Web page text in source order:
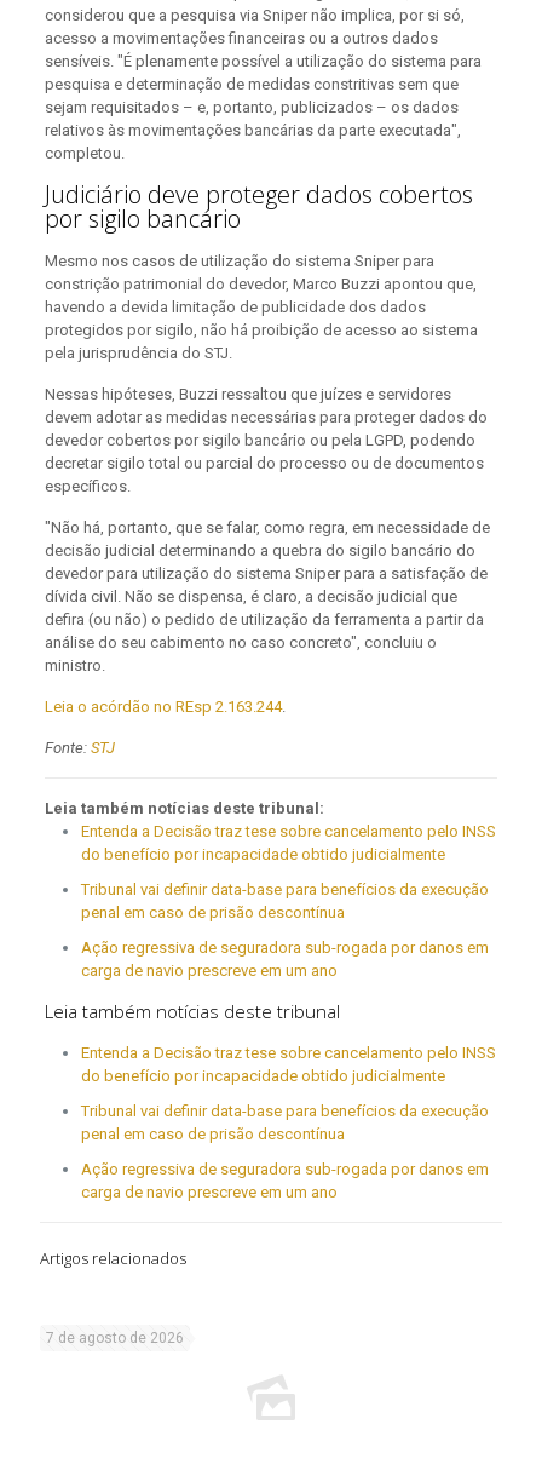
considerou que a pesquisa via Sniper não implica, por si só,
acesso a movimentações financeiras ou a outros dados
sensíveis. "É plenamente possível a utilização do sistema para
pesquisa e determinação de medidas constritivas sem que
sejam requisitados – e, portanto, publicizados – os dados
relativos às movimentações bancárias da parte executada",
completou.
Judiciário deve proteger dados cobertos
por sigilo bancário
Mesmo nos casos de utilização do sistema Sniper para
constrição patrimonial do devedor, Marco Buzzi apontou que,
havendo a devida limitação de publicidade dos dados
protegidos por sigilo, não há proibição de acesso ao sistema
pela jurisprudência do STJ.
Nessas hipóteses, Buzzi ressaltou que juízes e servidores
devem adotar as medidas necessárias para proteger dados do
devedor cobertos por sigilo bancário ou pela LGPD, podendo
decretar sigilo total ou parcial do processo ou de documentos
específicos.
"Não há, portanto, que se falar, como regra, em necessidade de
decisão judicial determinando a quebra do sigilo bancário do
devedor para utilização do sistema Sniper para a satisfação de
dívida civil. Não se dispensa, é claro, a decisão judicial que
defira (ou não) o pedido de utilização da ferramenta a partir da
análise do seu cabimento no caso concreto", concluiu o
ministro.
Leia o acórdão no REsp 2.163.244.
Fonte: STJ
Leia também notícias deste tribunal:
Entenda a Decisão traz tese sobre cancelamento pelo INSS
do benefício por incapacidade obtido judicialmente
Tribunal vai definir data-base para benefícios da execução
penal em caso de prisão descontínua
Ação regressiva de seguradora sub-rogada por danos em
carga de navio prescreve em um ano
Leia também notícias deste tribunal
Entenda a Decisão traz tese sobre cancelamento pelo INSS
do benefício por incapacidade obtido judicialmente
Tribunal vai definir data-base para benefícios da execução
penal em caso de prisão descontínua
Ação regressiva de seguradora sub-rogada por danos em
carga de navio prescreve em um ano
Artigos relacionados
7 de agosto de 2026